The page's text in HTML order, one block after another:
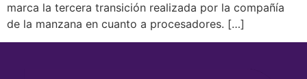
marca la tercera transición realizada por la compañía
de la manzana en cuanto a procesadores. […]